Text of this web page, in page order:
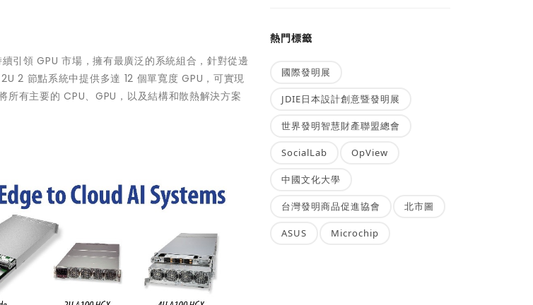
引領 GPU 市場，擁有最廣泛的系統組合，針對從邊
2 節點系統中提供多達 12 個單寬度 GPU，可實現
有主要的 CPU、GPU，以及結構和散熱解決方案
熱門標籤
國際發明展
JDIE日本設計創意暨發明展
世界發明智慧財產聯盟總會
SocialLab OpView
中國文化大學
台灣發明商品促進協會 北市圖
ASUS Microchip